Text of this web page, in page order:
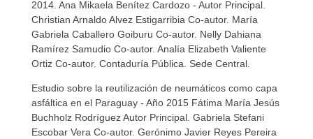
2014. Ana Mikaela Benítez Cardozo - Autor Principal.
Christian Arnaldo Alvez Estigarribia Co-autor. María
Gabriela Caballero Goiburu Co-autor. Nelly Dahiana
Ramírez Samudio Co-autor. Analía Elizabeth Valiente
Ortiz Co-autor. Contaduría Pública. Sede Central.
Estudio sobre la reutilización de neumáticos como capa
asfáltica en el Paraguay - Año 2015 Fátima María Jesús
Buchholz Rodríguez Autor Principal. Gabriela Stefani
Escobar Vera Co-autor. Gerónimo Javier Reyes Pereira